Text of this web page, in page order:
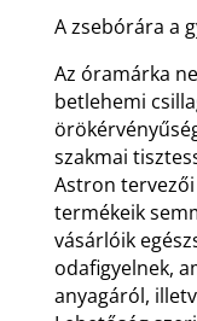
A zsebórára a
Az óramárka
betlehemi
szakmai
Astron
termékeik
vásárlóik
odafigyelnek,
anyagáról,